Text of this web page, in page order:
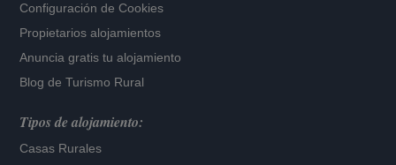
Configuración de Cookies
Propietarios alojamientos
Anuncia gratis tu alojamiento
Blog de Turismo Rural
Tipos de alojamiento:
Casas Rurales